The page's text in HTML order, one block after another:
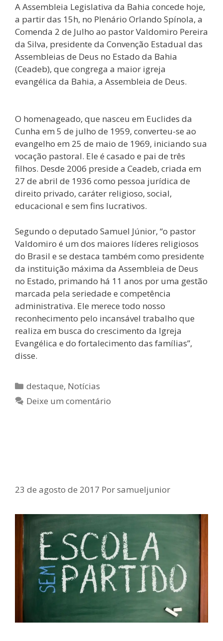
A Assembleia Legislativa da Bahia concede hoje,
a partir das 15h, no Plenário Orlando Spínola, a
Comenda 2 de Julho ao pastor Valdomiro Pereira
da Silva, presidente da Convenção Estadual das
Assembleias de Deus no Estado da Bahia
(Ceadeb), que congrega a maior igreja
evangélica da Bahia, a Assembleia de Deus.
O homenageado, que nasceu em Euclides da
Cunha em 5 de julho de 1959, converteu-se ao
evangelho em 25 de maio de 1969, iniciando sua
vocação pastoral. Ele é casado e pai de três
filhos. Desde 2006 preside a Ceadeb, criada em
27 de abril de 1936 como pessoa jurídica de
direito privado, caráter religioso, social,
educacional e sem fins lucrativos.
Segundo o deputado Samuel Júnior, “o pastor
Valdomiro é um dos maiores líderes religiosos
do Brasil e se destaca também como presidente
da instituição máxima da Assembleia de Deus
no Estado, primando há 11 anos por uma gestão
marcada pela seriedade e competência
administrativa. Ele merece todo nosso
reconhecimento pelo incansável trabalho que
realiza em busca do crescimento da Igreja
Evangélica e do fortalecimento das famílias”,
disse.
destaque, Notícias
Deixe um comentário
23 de agosto de 2017 Porsamueljunior